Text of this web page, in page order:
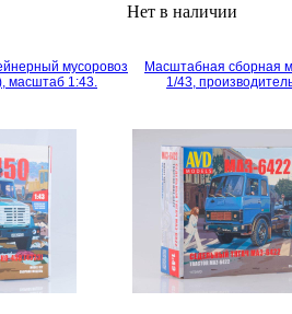
Нет в наличии
мусоровоз
масштаб 1:43.
Масштабная сборная
1/43,